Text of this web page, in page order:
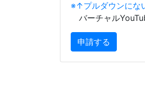
※↑プルダウンにな
バーチャル
申請する